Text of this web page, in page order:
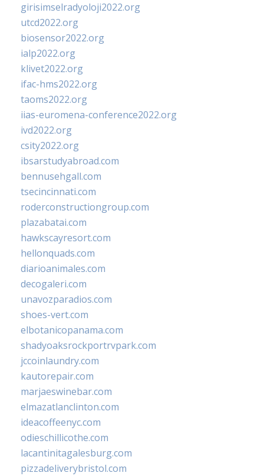
girisimselradyoloji2022.org
utcd2022.org
biosensor2022.org
ialp2022.org
klivet2022.org
ifac-hms2022.org
taoms2022.org
iias-euromena-conference2022.org
ivd2022.org
csity2022.org
ibsarstudyabroad.com
bennusehgall.com
tsecincinnati.com
roderconstructiongroup.com
plazabatai.com
hawkscayresort.com
hellonquads.com
diarioanimales.com
decogaleri.com
unavozparadios.com
shoes-vert.com
elbotanicopanama.com
shadyoaksrockportrvpark.com
jccoinlaundry.com
kautorepair.com
marjaeswinebar.com
elmazatlanclinton.com
ideacoffeenyc.com
odieschillicothe.com
lacantinitagalesburg.com
pizzadeliverybristol.com